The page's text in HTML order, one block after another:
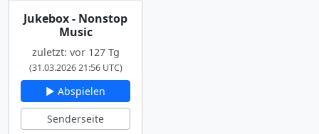
Jukebox - Nonstop
Music
zuletzt: vor 127 Tg
(31.03.2026 21:56 UTC)
▶ Abspielen
Senderseite